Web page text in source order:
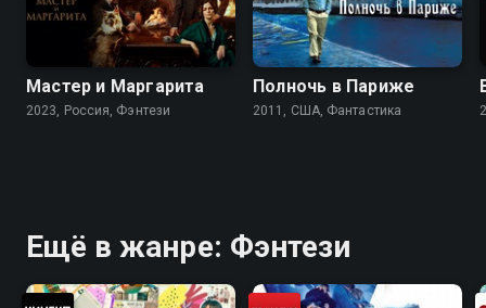
Мастер и Маргарита
2023, Россия, Фэнтези
Полночь в Париже
2011, США, Фантастика
Ещё в жанре: Фэнтези